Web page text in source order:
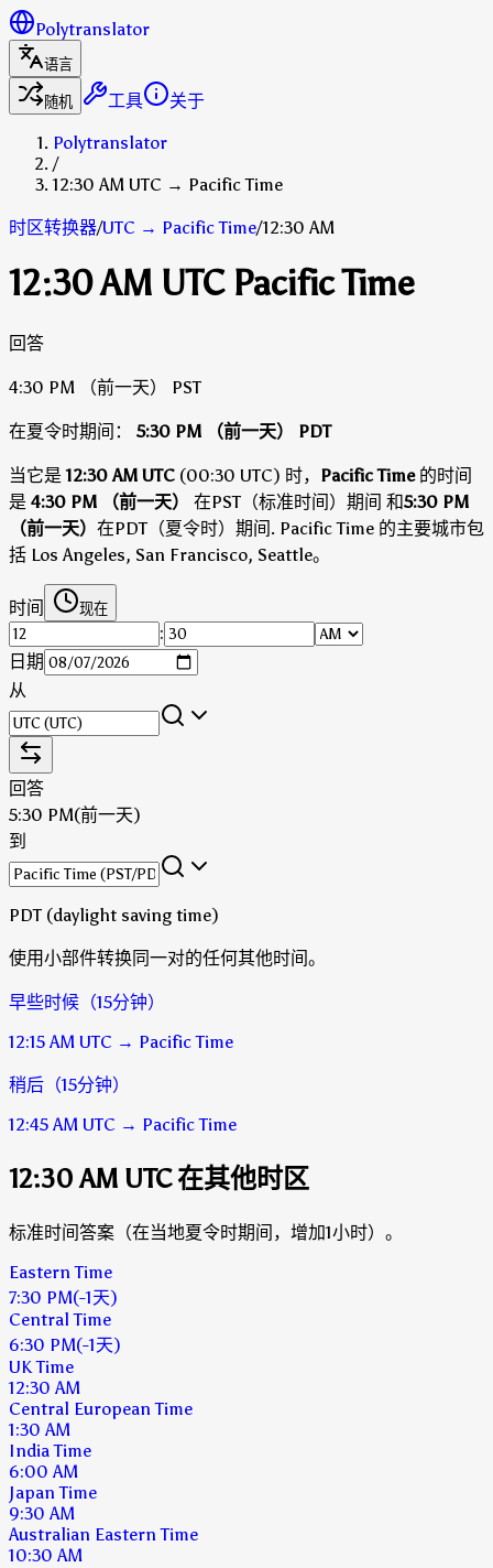
Polytranslator
语言
随机
工具
关于
Polytranslator
/
12:30 AM UTC → Pacific Time
时区转换器/UTC → Pacific Time/12:30 AM
12:30 AM UTC Pacific Time
回答
4:30 PM （前一天） PST
在夏令时期间： 5:30 PM （前一天） PDT
当它是12:30 AM UTC (00:30 UTC) 时， Pacific Time的时间
是 4:30 PM （前一天） 在PST（标准时间）期间 和5:30 PM
（前一天） 在PDT（夏令时）期间. Pacific Time 的主要城市包
括 Los Angeles, San Francisco, Seattle。
时间 现在
:
日期
从
回答
5:30 PM(前一天)
到
PDT (daylight saving time)
使用小部件转换同一对的任何其他时间。
早些时候（15分钟）
12:15 AM UTC → Pacific Time
稍后（15分钟）
12:45 AM UTC → Pacific Time
12:30 AM UTC 在其他时区
标准时间答案（在当地夏令时期间，增加1小时）。
Eastern Time
7:30 PM(-1天)
Central Time
6:30 PM(-1天)
UK Time
12:30 AM
Central European Time
1:30 AM
India Time
6:00 AM
Japan Time
9:30 AM
Australian Eastern Time
10:30 AM